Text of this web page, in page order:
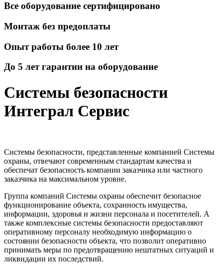
Все оборудование сертифицировано
Монтаж без предоплаты
Опыт работы более 10 лет
До 5 лет гарантии на оборудование
Системы безопасности
Интеграл Сервис
Системы безопасности, представленные компанией Системы
охраны, отвечают современным стандартам качества и
обеспечат безопасность компании заказчика или частного
заказчика на максимальном уровне.
Группа компаний Системы охраны обеспечит безопасное
функционирование объекта, сохранность имущества,
информации, здоровья и жизни персонала и посетителей. А
также комплексные системы безопасности предоставляют
оперативному персоналу необходимую информацию о
состоянии безопасности объекта, что позволит оперативно
принимать меры по предотвращению нештатных ситуаций и
ликвидации их последствий.